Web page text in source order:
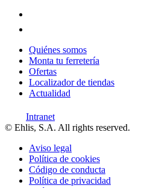
Quiénes somos
Monta tu ferretería
Ofertas
Localizador de tiendas
Actualidad
Intranet
© Ehlis, S.A. All rights reserved.
Aviso legal
Política de cookies
Código de conducta
Política de privacidad